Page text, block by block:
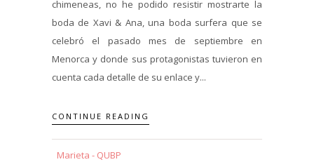
chimeneas, no he podido resistir mostrarte la
boda de Xavi & Ana, una boda surfera que se
celebró el pasado mes de septiembre en
Menorca y donde sus protagonistas tuvieron en
cuenta cada detalle de su enlace y...
CONTINUE READING
Marieta - QUBP